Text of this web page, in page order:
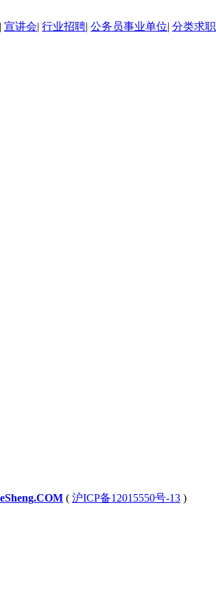
| 宣讲会| 行业招聘| 公务员事业单位| 分类求职
( 沪ICP备12015550号-13 )